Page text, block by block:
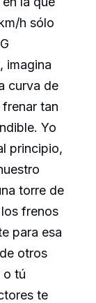
h sólo
imagina
curva de
tan
Yo
principio,
torre de
frenos
para esa
otros
o tú
te